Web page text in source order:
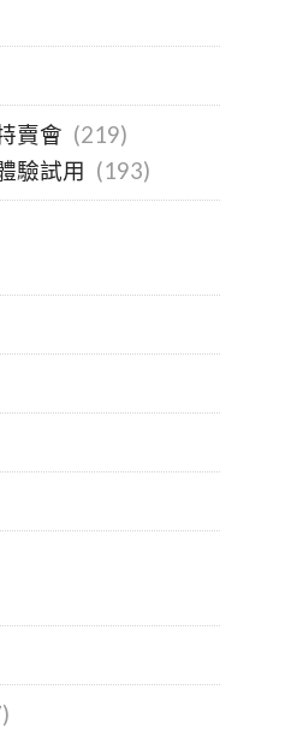
賣會 (219)
驗試用 (193)